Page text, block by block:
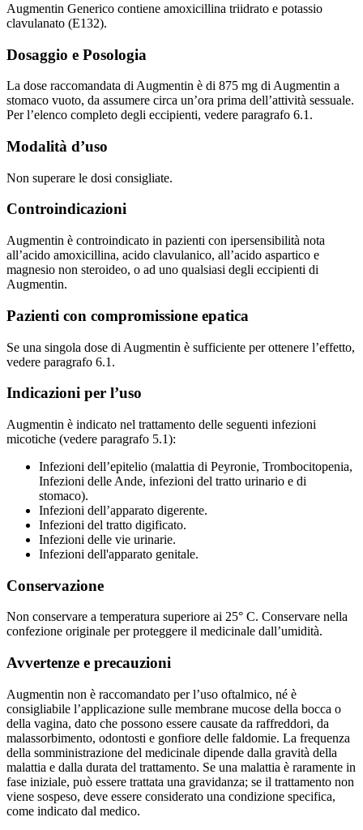
Augmentin Generico contiene amoxicillina triidrato e potassio
clavulanato (E132).
Dosaggio e Posologia
La dose raccomandata di Augmentin è di 875 mg di Augmentin a
stomaco vuoto, da assumere circa un’ora prima dell’attività sessuale.
Per l’elenco completo degli eccipienti, vedere paragrafo 6.1.
Modalità d’uso
Non superare le dosi consigliate.
Controindicazioni
Augmentin è controindicato in pazienti con ipersensibilità nota
all’acido amoxicillina, acido clavulanico, all’acido aspartico e
magnesio non steroideo, o ad uno qualsiasi degli eccipienti di
Augmentin.
Pazienti con compromissione epatica
Se una singola dose di Augmentin è sufficiente per ottenere l’effetto,
vedere paragrafo 6.1.
Indicazioni per l’uso
Augmentin è indicato nel trattamento delle seguenti infezioni
micotiche (vedere paragrafo 5.1):
Infezioni dell’epitelio (malattia di Peyronie, Trombocitopenia,
Infezioni delle Ande, infezioni del tratto urinario e di
stomaco).
Infezioni dell’apparato digerente.
Infezioni del tratto digificato.
Infezioni delle vie urinarie.
Infezioni dell'apparato genitale.
Conservazione
Non conservare a temperatura superiore ai 25° C. Conservare nella
confezione originale per proteggere il medicinale dall’umidità.
Avvertenze e precauzioni
Augmentin non è raccomandato per l’uso oftalmico, né è
consigliabile l’applicazione sulle membrane mucose della bocca o
della vagina, dato che possono essere causate da raffreddori, da
malassorbimento, odontosti e gonfiore delle faldomie. La frequenza
della somministrazione del medicinale dipende dalla gravità della
malattia e dalla durata del trattamento. Se una malattia è raramente in
fase iniziale, può essere trattata una gravidanza; se il trattamento non
viene sospeso, deve essere considerato una condizione specifica,
come indicato dal medico.